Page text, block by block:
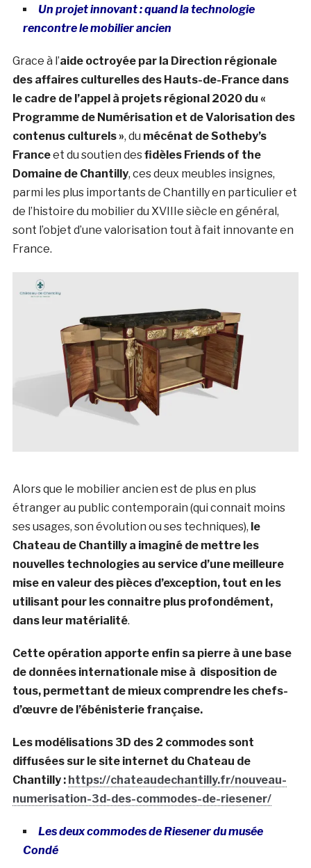
Un projet innovant : quand la technologie
rencontre le mobilier ancien
Grace à l’aide octroyée par la Direction régionale
des affaires culturelles des Hauts-de-France dans
le cadre de l’appel à projets régional 2020 du «
Programme de Numérisation et de Valorisation des
contenus culturels », du mécénat deSotheby’s
Franceet du soutien desfidèles Friends of the
Domaine de Chantilly, ces deux meubles insignes,
parmi les plus importants de Chantilly en particulier et
de l’histoire du mobilier du XVIIIe siècle en général,
sont l’objet d’une valorisation tout à fait innovante en
France.
Alors que le mobilier ancien est de plus en plus
étranger au public contemporain (qui connait moins
ses usages, son évolution ou ses techniques), le
Chateau de Chantilly a imaginé de mettre les
nouvelles technologies au service d’une meilleure
mise en valeur des pièces d’exception, tout en les
utilisant pour les connaitre plus profondément,
dans leur matérialité.
Cette opération apporte enfin sa pierre à une base
de données internationale mise à disposition de
tous, permettant de mieux comprendre les chefs-
d’œuvre de l’ébénisterie française.
Les modélisations 3D des 2 commodes sont
diffusées sur le site internet du Chateau de
Chantilly : https://chateaudechantilly.fr/nouveau-
numerisation-3d-des-commodes-de-riesener/
Les deux commodes de Riesener du musée
Condé